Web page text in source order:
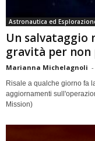
Astronautica ed
Un salvataggio
gravità per
Marianna Michelagnoli -
Risale a qualche giorno fa
aggiornamenti
Mission)